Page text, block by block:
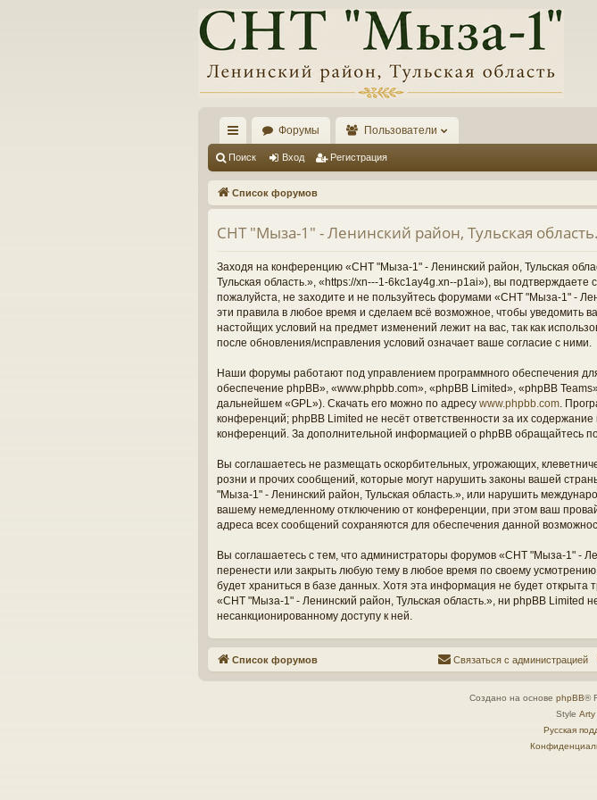
с
ы
лк
и
Форумы Пользователи
Поиск Вход Регистрация
Список форумов
СНТ "Мыза-1" - Ленинский район, Тульская
Заходя на конференцию «СНТ "Мыза-1" - Ленинский район, Тульская
Тульская область.», «https://xn---1-6kc1ay4g.xn--p1ai»), вы
пожалуйста, не заходите и не пользуйтесь форумами «СНТ "Мыза-1" -
эти правила в любое время и сделаем всё возможное, чтобы уведомить
настойщих условий на предмет изменений лежит на вас, так как
после обновления/исправления условий означает ваше согласие с ними.
Наши форумы работают под управлением программного обеспечения
обеспечение phpBB», «www.phpbb.com», «phpBB Limited», «phpBB
дальнейшем «GPL»). Скачать его можно по адресу www.phpbb.com .
конференций; phpBB Limited не несёт ответственности за их
конференций. За дополнительной информацией о phpBB обращайтесь
Вы соглашаетесь не размещать оскорбительных, угрожающих,
розни и прочих сообщений, которые могут нарушить законы вашей
"Мыза-1" - Ленинский район, Тульская область.», или нарушить
вашему немедленному отключению от конференции, при этом ваш
адреса всех сообщений сохраняются для обеспечения данной
Вы соглашаетесь с тем, что администраторы форумов «СНТ "Мыза-1" -
перенести или закрыть любую тему в любое время по своему
будет храниться в базе данных. Хотя эта информация не будет
«СНТ "Мыза-1" - Ленинский район, Тульская область.», ни phpBB Limited
несанкционированному доступу к ней.
Список форумов Связаться с администрацией
Создано на основе phpBB®
Style Arty
Русская